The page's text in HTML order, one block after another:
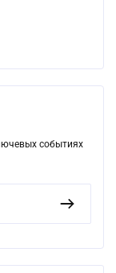
событиях